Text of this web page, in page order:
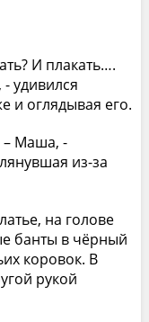
И плакать….
удивился
и оглядывая его.
– Маша, -
из-за
на голове
банты в чёрный
коровок. В
рукой